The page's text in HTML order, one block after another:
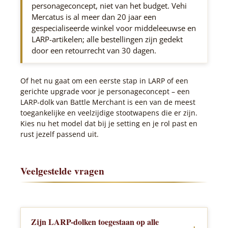
personageconcept, niet van het budget. Vehi
Mercatus is al meer dan 20 jaar een
gespecialiseerde winkel voor middeleeuwse en
LARP-artikelen; alle bestellingen zijn gedekt
door een retourrecht van 30 dagen.
Of het nu gaat om een eerste stap in LARP of een
gerichte upgrade voor je personageconcept – een
LARP-dolk van Battle Merchant is een van de meest
toegankelijke en veelzijdige stootwapens die er zijn.
Kies nu het model dat bij je setting en je rol past en
rust jezelf passend uit.
Veelgestelde vragen
Zijn LARP-dolken toegestaan op alle